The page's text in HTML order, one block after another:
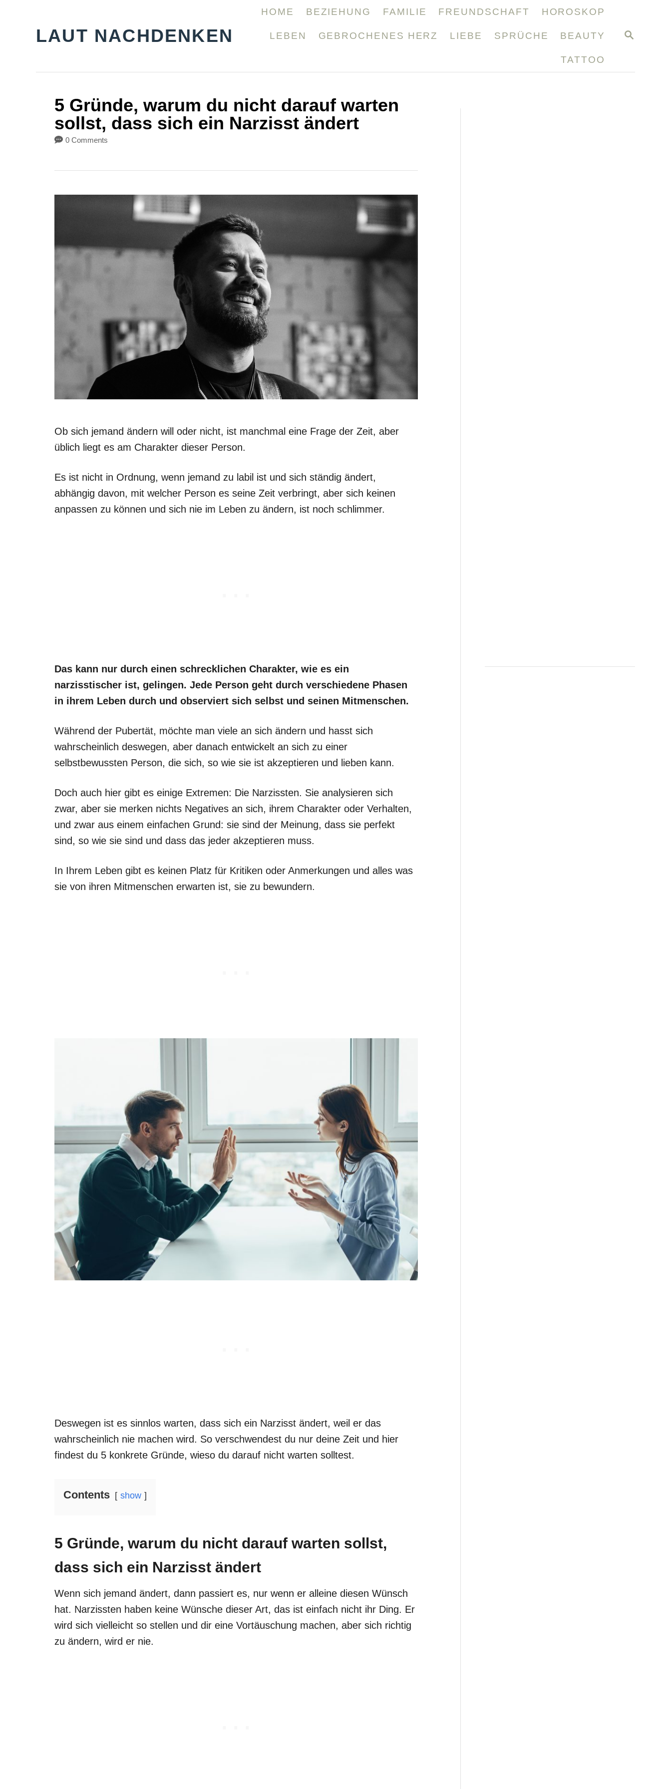
S
LAUT NACHDENKEN
HOME BEZIEHUNG FAMILIE FREUNDSCHAFT HOROSKOP
LEBEN GEBROCHENES HERZ LIEBE SPRÜCHE BEAUTY
TATTOO
5 Gründe, warum du nicht darauf warten
sollst, dass sich ein Narzisst ändert
0 Comments
Ob sich jemand ändern will oder nicht, ist manchmal eine Frage der Zeit, aber
üblich liegt es am Charakter dieser Person.
Es ist nicht in Ordnung, wenn jemand zu labil ist und sich ständig ändert,
abhängig davon, mit welcher Person es seine Zeit verbringt, aber sich keinen
anpassen zu können und sich nie im Leben zu ändern, ist noch schlimmer.
Das kann nur durch einen schrecklichen Charakter, wie es ein
narzisstischer ist, gelingen. Jede Person geht durch verschiedene Phasen
in ihrem Leben durch und observiert sich selbst und seinen Mitmenschen.
Während der Pubertät, möchte man viele an sich ändern und hasst sich
wahrscheinlich deswegen, aber danach entwickelt an sich zu einer
selbstbewussten Person, die sich, so wie sie ist akzeptieren und lieben kann.
Doch auch hier gibt es einige Extremen: Die Narzissten. Sie analysieren sich
zwar, aber sie merken nichts Negatives an sich, ihrem Charakter oder Verhalten,
und zwar aus einem einfachen Grund: sie sind der Meinung, dass sie perfekt
sind, so wie sie sind und dass das jeder akzeptieren muss.
In Ihrem Leben gibt es keinen Platz für Kritiken oder Anmerkungen und alles was
sie von ihren Mitmenschen erwarten ist, sie zu bewundern.
Deswegen ist es sinnlos warten, dass sich ein Narzisst ändert, weil er das
wahrscheinlich nie machen wird. So verschwendest du nur deine Zeit und hier
findest du 5 konkrete Gründe, wieso du darauf nicht warten solltest.
Contents show
5 Gründe, warum du nicht darauf warten sollst,
dass sich ein Narzisst ändert
Wenn sich jemand ändert, dann passiert es, nur wenn er alleine diesen Wünsch
hat. Narzissten haben keine Wünsche dieser Art, das ist einfach nicht ihr Ding. Er
wird sich vielleicht so stellen und dir eine Vortäuschung machen, aber sich richtig
zu ändern, wird er nie.